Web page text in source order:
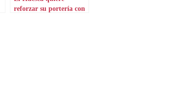
reforzar su portería con